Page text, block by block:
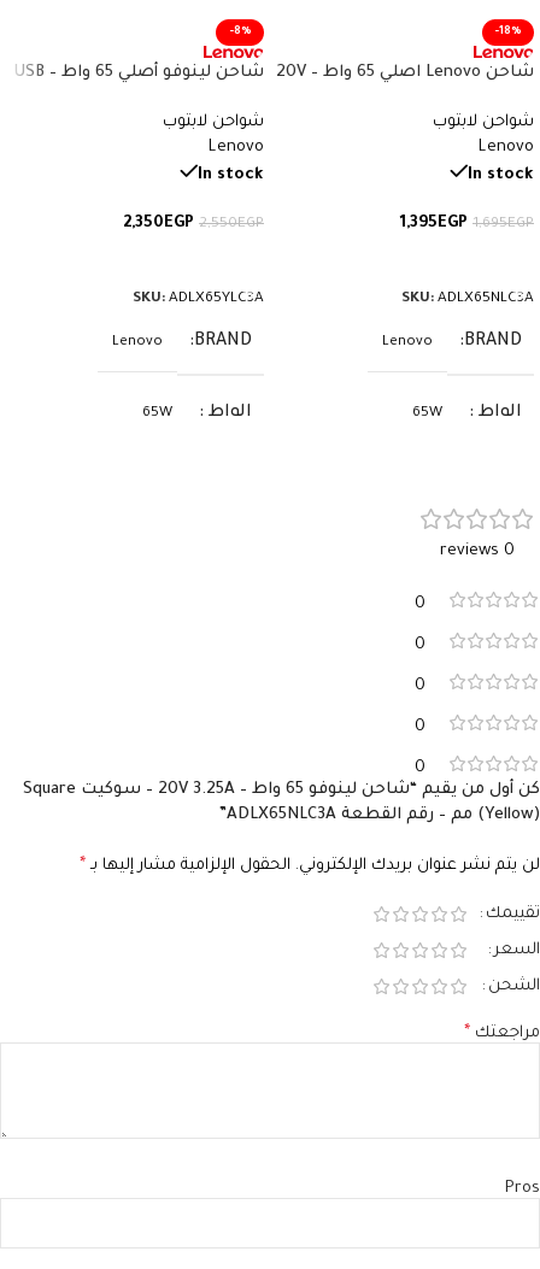
-18%
شاحن Lenovo اصلي 65 واط – 20V
ADLX65NLC3A
شواحن لابتوب
Lenovo
In stock
1,695EGP
1,395EGP
SKU: ADLX65NLC3A
BRAND
Lenovo
الواط 65W
الأمبير
-8%
شاحن لينوفو أصلي 65 واط – USB
ADLX65YLC3A
شواحن لابتوب
Lenovo
In stock
2,550EGP
2,350EGP
SKU: ADLX65YLC3A
BRAND
Lenovo
الواط 65W
0 reviews
0
0
0
0
0
كن أول من يقيم “شاحن لينوفو 65 واط – 20V 3.25A – سوكيت Square
(Yellow) مم – رقم القطعة ADLX65NLC3A”
لن يتم نشر عنوان بريدك الإلكتروني. الحقول الإلزامية مشار إليها بـ *
تقييمك
السعر
الشحن
مراجعتك *
Pros